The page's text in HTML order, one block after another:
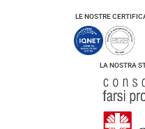
LE NOSTRE
LA NOSTRA